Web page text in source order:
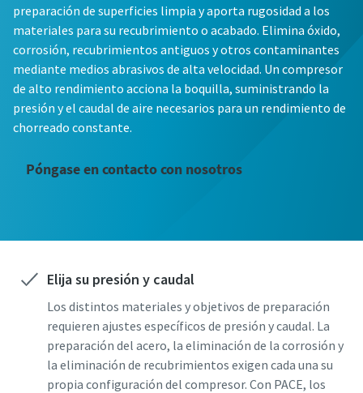
preparación de superficies limpia y aporta rugosidad a los
materiales para su recubrimiento o acabado. Elimina óxido,
corrosión, recubrimientos antiguos y otros contaminantes
mediante medios abrasivos de alta velocidad. Un compresor
de alto rendimiento acciona la boquilla, suministrando la
presión y el caudal de aire necesarios para un rendimiento de
chorreado constante.
Póngase en contacto con nosotros
Elija su presión y caudal
Los distintos materiales y objetivos de preparación
requieren ajustes específicos de presión y caudal. La
preparación del acero, la eliminación de la corrosión y
la eliminación de recubrimientos exigen cada una su
propia configuración del compresor. Con PACE, los